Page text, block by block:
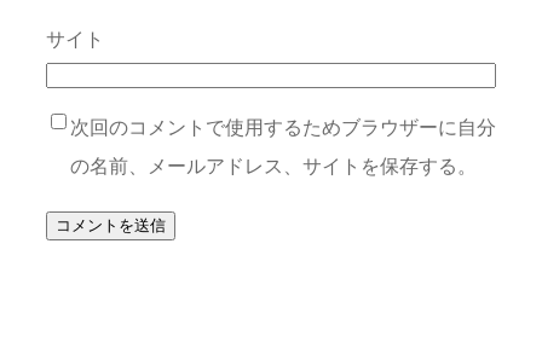
サイト
次回のコメントで使用するためブラウザーに自分
の名前、メールアドレス、サイトを保存する。